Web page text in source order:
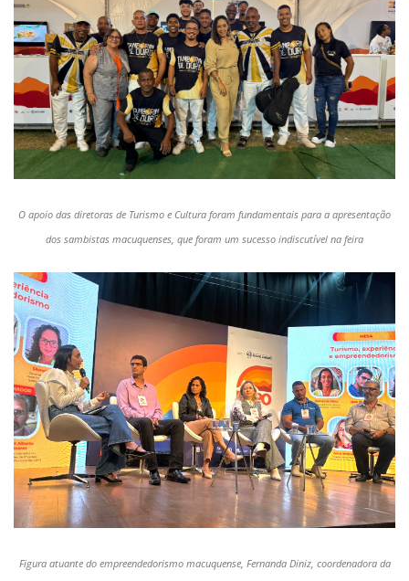
O apoio das diretoras de Turismo e Cultura foram fundamentais para a apresentação
dos sambistas macuquenses, que foram um sucesso indiscutível na feira
Figura atuante do empreendedorismo macuquense, Fernanda Diniz, coordenadora da